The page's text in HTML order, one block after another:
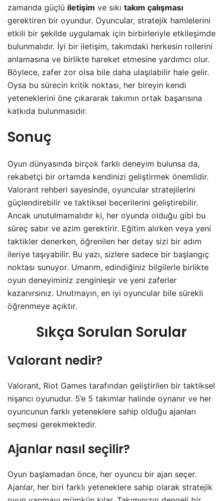
zamanda güçlü iletişim ve sıkı takım çalışması
gerektiren bir oyundur. Oyuncular, stratejik hamlelerini
etkili bir şekilde uygulamak için birbirleriyle etkileşimde
bulunmalıdır. İyi bir iletişim, takımdaki herkesin rollerini
anlamasına ve birlikte hareket etmesine yardımcı olur.
Böylece, zafer zor olsa bile daha ulaşılabilir hale gelir.
Oysa bu sürecin kritik noktası, her bireyin kendi
yeteneklerini öne çıkararak takımın ortak başarısına
katkıda bulunmasıdır.
Sonuç
Oyun dünyasında birçok farklı deneyim bulunsa da,
rekabetçi bir ortamda kendinizi geliştirmek önemlidir.
Valorant rehberi sayesinde, oyuncular stratejilerini
güçlendirebilir ve taktiksel becerilerini geliştirebilir.
Ancak unutulmamalıdır ki, her oyunda olduğu gibi bu
süreç sabır ve azim gerektirir. Eğitim alırken veya yeni
taktikler denerken, öğrenilen her detay sizi bir adım
ileriye taşıyabilir. Bu yazı, sizlere sadece bir başlangıç
noktası sunuyor. Umarım, edindiğiniz bilgilerle birlikte
oyun deneyiminiz zenginleşir ve yeni zaferler
kazanırsınız. Unutmayın, en iyi oyuncular bile sürekli
öğrenmeye açıktır.
Sıkça Sorulan Sorular
Valorant nedir?
Valorant, Riot Games tarafından geliştirilen bir taktiksel
nişancı oyunudur. 5’e 5 takımlar halinde oynanır ve her
oyuncunun farklı yeteneklere sahip olduğu ajanları
seçmesi gerekmektedir.
Ajanlar nasıl seçilir?
Oyun başlamadan önce, her oyuncu bir ajan seçer.
Ajanlar, her biri farklı yeteneklere sahip olarak stratejik